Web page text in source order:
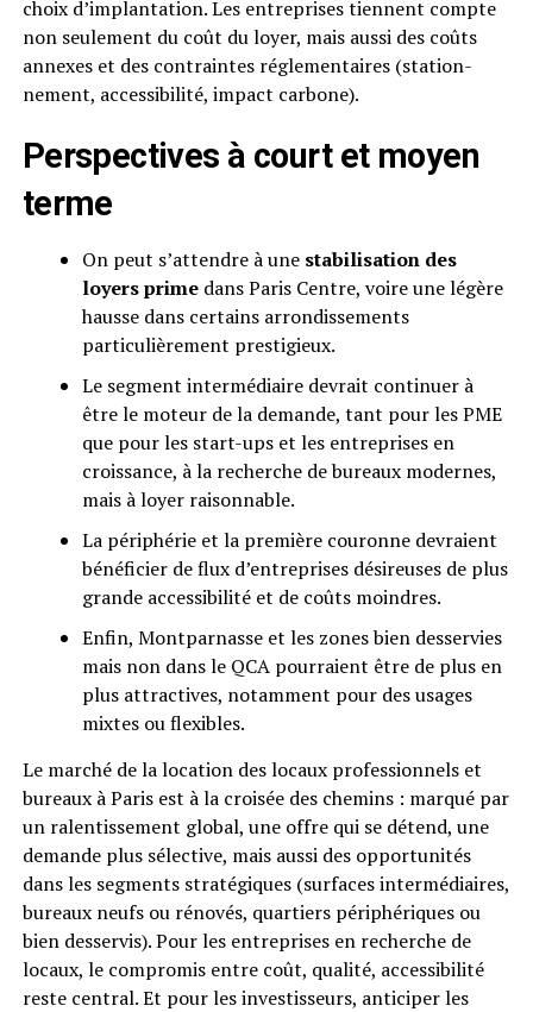
choix d’implantation. Les entreprises tiennent compte
non seulement du coût du loyer, mais aussi des coûts
annexes et des contraintes réglementaires (station-
nement, accessibilité, impact carbone).
Perspectives à court et moyen
terme
On peut s’attendre à une stabilisation des
loyers primedans Paris Centre, voire une légère
hausse dans certains arrondissements
particulièrement prestigieux.
Le segment intermédiaire devrait continuer à
être le moteur de la demande, tant pour les PME
que pour les start-ups et les entreprises en
croissance, à la recherche de bureaux modernes,
mais à loyer raisonnable.
La périphérie et la première couronne devraient
bénéficier de flux d’entreprises désireuses de plus
grande accessibilité et de coûts moindres.
Enfin, Montparnasse et les zones bien desservies
mais non dans le QCA pourraient être de plus en
plus attractives, notamment pour des usages
mixtes ou flexibles.
Le marché de la location des locaux professionnels et
bureaux à Paris est à la croisée des chemins : marqué par
un ralentissement global, une offre qui se détend, une
demande plus sélective, mais aussi des opportunités
dans les segments stratégiques (surfaces intermédiaires,
bureaux neufs ou rénovés, quartiers périphériques ou
bien desservis). Pour les entreprises en recherche de
locaux, le compromis entre coût, qualité, accessibilité
reste central. Et pour les investisseurs, anticiper les